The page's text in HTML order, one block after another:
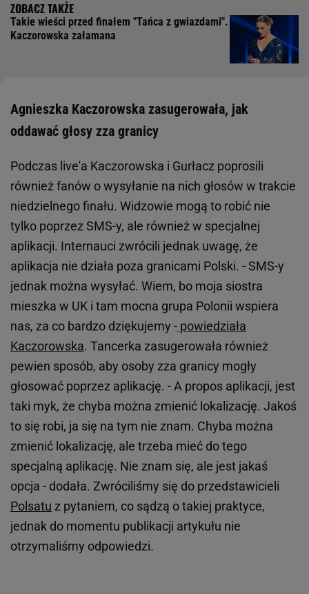
Takie wieści przed finałem "Tańca z gwiazdami".
Kaczorowska załamana
Agnieszka Kaczorowska zasugerowała, jak
oddawać głosy zza granicy
Podczas live'a Kaczorowska i Gurłacz poprosili
również fanów o wysyłanie na nich głosów w trakcie
niedzielnego finału. Widzowie mogą to robić nie
tylko poprzez SMS-y, ale również w specjalnej
aplikacji. Internauci zwrócili jednak uwagę, że
aplikacja nie działa poza granicami Polski. - SMS-y
jednak można wysyłać. Wiem, bo moja siostra
mieszka w UK i tam mocna grupa Polonii wspiera
nas, za co bardzo dziękujemy - powiedziała
Kaczorowska. Tancerka zasugerowała również
pewien sposób, aby osoby zza granicy mogły
głosować poprzez aplikację. - A propos aplikacji, jest
taki myk, że chyba można zmienić lokalizację. Jakoś
to się robi, ja się na tym nie znam. Chyba można
zmienić lokalizację, ale trzeba mieć do tego
specjalną aplikację. Nie znam się, ale jest jakaś
opcja - dodała. Zwróciliśmy się do przedstawicieli
Polsatu z pytaniem, co sądzą o takiej praktyce,
jednak do momentu publikacji artykułu nie
otrzymaliśmy odpowiedzi.